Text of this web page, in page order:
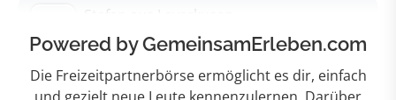
Powered by GemeinsamErleben.com
Die Freizeitpartnerbörse ermöglicht es dir, einfach